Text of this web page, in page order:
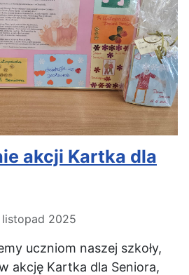
akcji Kartka dla
listopad 2025
uczniom naszej szkoły,
akcję Kartka dla Seniora,